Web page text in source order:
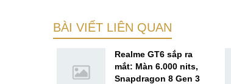
BÀI VIẾT LIÊN QUAN
Realme GT6 sắp ra
mắt: Màn 6.000 nits,
Snapdragon 8 Gen 3